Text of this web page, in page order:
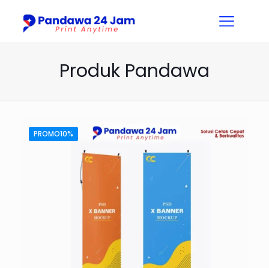
Produk Pandawa
PROMO10%